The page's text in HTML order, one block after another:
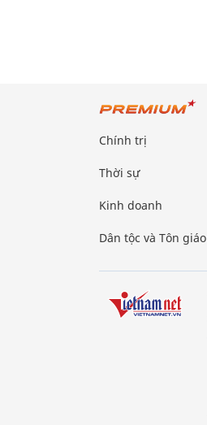
Chính trị
Thời sự
Kinh doanh
Dân tộc và Tôn giáo